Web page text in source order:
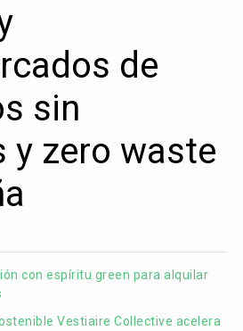
de
sin
y zero waste
con espíritu green para alquilar
Vestiaire Collective acelera